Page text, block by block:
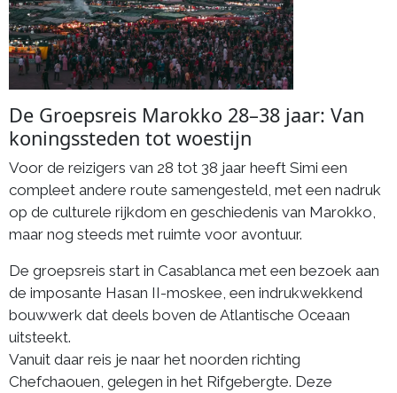
De Groepsreis Marokko 28–38 jaar: Van
koningssteden tot woestijn
Voor de reizigers van 28 tot 38 jaar heeft Simi een
compleet andere route samengesteld, met een nadruk
op de culturele rijkdom en geschiedenis van Marokko,
maar nog steeds met ruimte voor avontuur.
De groepsreis start in Casablanca met een bezoek aan
de imposante Hasan II-moskee, een indrukwekkend
bouwwerk dat deels boven de Atlantische Oceaan
uitsteekt.
Vanuit daar reis je naar het noorden richting
Chefchaouen, gelegen in het Rifgebergte. Deze